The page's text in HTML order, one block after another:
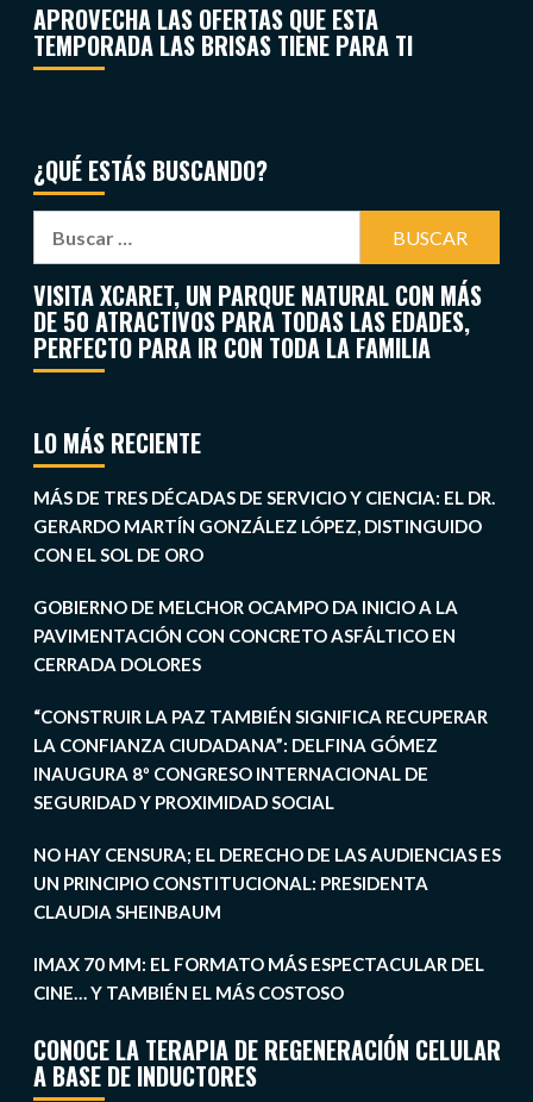
APROVECHA LAS OFERTAS QUE ESTA
TEMPORADA LAS BRISAS TIENE PARA TI
¿QUÉ ESTÁS BUSCANDO?
VISITA XCARET, UN PARQUE NATURAL CON MÁS
DE 50 ATRACTIVOS PARA TODAS LAS EDADES,
PERFECTO PARA IR CON TODA LA FAMILIA
LO MÁS RECIENTE
MÁS DE TRES DÉCADAS DE SERVICIO Y CIENCIA: EL DR.
GERARDO MARTÍN GONZÁLEZ LÓPEZ, DISTINGUIDO
CON EL SOL DE ORO
GOBIERNO DE MELCHOR OCAMPO DA INICIO A LA
PAVIMENTACIÓN CON CONCRETO ASFÁLTICO EN
CERRADA DOLORES
“CONSTRUIR LA PAZ TAMBIÉN SIGNIFICA RECUPERAR
LA CONFIANZA CIUDADANA”: DELFINA GÓMEZ
INAUGURA 8º CONGRESO INTERNACIONAL DE
SEGURIDAD Y PROXIMIDAD SOCIAL
NO HAY CENSURA; EL DERECHO DE LAS AUDIENCIAS ES
UN PRINCIPIO CONSTITUCIONAL: PRESIDENTA
CLAUDIA SHEINBAUM
IMAX 70 MM: EL FORMATO MÁS ESPECTACULAR DEL
CINE… Y TAMBIÉN EL MÁS COSTOSO
CONOCE LA TERAPIA DE REGENERACIÓN CELULAR
A BASE DE INDUCTORES